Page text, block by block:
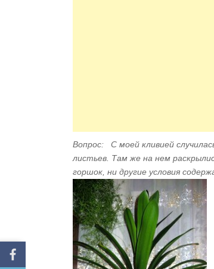
Вопрос: С моей кливией
листьев. Там же на нем
горшок, ни другие условия